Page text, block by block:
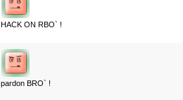
HACK ON RBO` !
pardon BRO` !